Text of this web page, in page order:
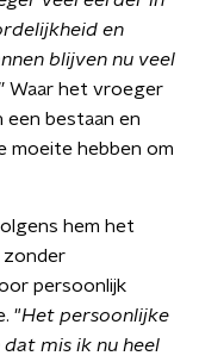
en
blijven nu veel
Waar het vroeger
een bestaan en
moeite hebben om
hem het
zonder
persoonlijk
"Het persoonlijke
mis ik nu heel